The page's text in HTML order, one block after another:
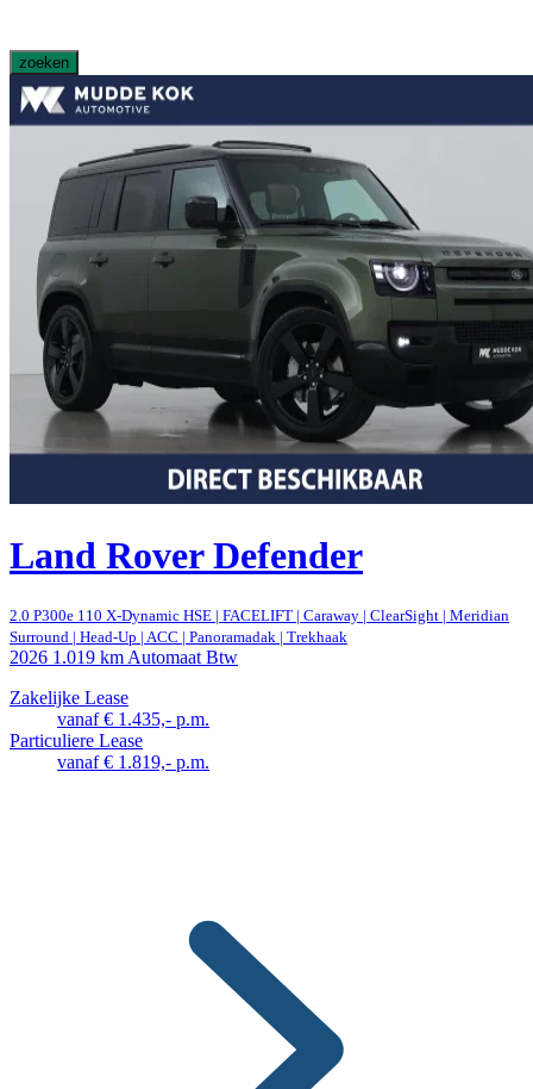
zoeken
Land Rover Defender
2.0 P300e 110 X-Dynamic HSE | FACELIFT | Caraway | ClearSight | Meridian
Surround | Head-Up | ACC | Panoramadak | Trekhaak
2026 1.019 km Automaat Btw
Zakelijke Lease
vanaf € 1.435,- p.m.
Particuliere Lease
vanaf € 1.819,- p.m.